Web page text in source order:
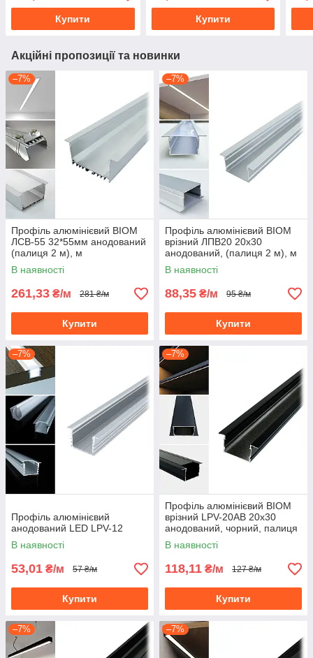
Купити Купити
Акційні пропозиції та новинки
–7%
Профіль алюмінієвий BIOM
ЛСВ-55 32*55мм анодований
(палиця 2 м), м
В наявності
261,33 ₴/м 281 ₴/м
Купити
–7%
Профіль алюмінієвий BIOM
врізний ЛПВ20 20х30
анодований, (палиця 2 м), м
В наявності
88,35 ₴/м 95 ₴/м
Купити
–7%
Профіль алюмінієвий
анодований LED LPV-12
В наявності
53,01 ₴/м 57 ₴/м
Купити
–7%
Профіль алюмінієвий BIOM
врізний LPV-20AB 20х30
анодований, чорний, палиця
2 м
В наявності
118,11 ₴/м 127 ₴/м
Купити
–7% –7%